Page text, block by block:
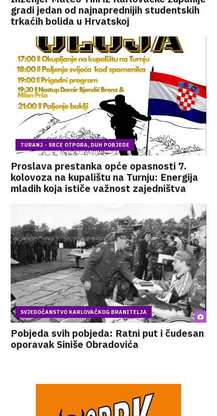
gradi jedan od najnaprednijih studentskih
trkaćih bolida u Hrvatskoj
TURANJ - SRCE OTPORA, DUH POBJEDE
Proslava prestanka opće opasnosti 7.
kolovoza na kupalištu na Turnju: Energija
mladih koja ističe važnost zajedništva
SVJEDOČANSTVO KARLOVAČKOG BRANITELJA
Pobjeda svih pobjeda: Ratni put i čudesan
oporavak Siniše Obradovića